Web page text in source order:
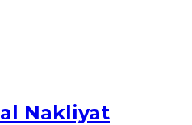
Nakliyat